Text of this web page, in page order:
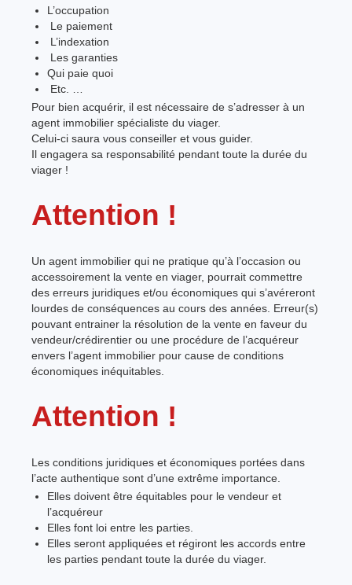
L’occupation
Le paiement
L’indexation
Les garanties
Qui paie quoi
Etc. …
Pour bien acquérir, il est nécessaire de s’adresser à un
agent immobilier spécialiste du viager.
Celui-ci saura vous conseiller et vous guider.
Il engagera sa responsabilité pendant toute la durée du
viager !
Attention !
Un agent immobilier qui ne pratique qu’à l’occasion ou
accessoirement la vente en viager, pourrait commettre
des erreurs juridiques et/ou économiques qui s’avéreront
lourdes de conséquences au cours des années. Erreur(s)
pouvant entrainer la résolution de la vente en faveur du
vendeur/crédirentier ou une procédure de l’acquéreur
envers l’agent immobilier pour cause de conditions
économiques inéquitables.
Attention !
Les conditions juridiques et économiques portées dans
l’acte authentique sont d’une extrême importance.
Elles doivent être équitables pour le vendeur et
l’acquéreur
Elles font loi entre les parties.
Elles seront appliquées et régiront les accords entre
les parties pendant toute la durée du viager.